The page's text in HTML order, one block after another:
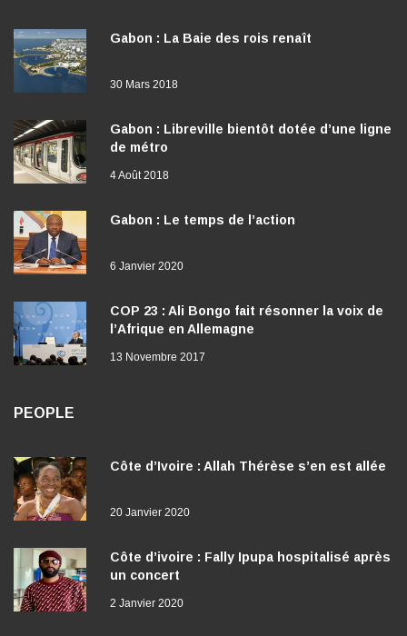
Gabon : La Baie des rois renaît
30 Mars 2018
Gabon : Libreville bientôt dotée d’une ligne
de métro
4 Août 2018
Gabon : Le temps de l’action
6 Janvier 2020
COP 23 : Ali Bongo fait résonner la voix de
l’Afrique en Allemagne
13 Novembre 2017
PEOPLE
Côte d’Ivoire : Allah Thérèse s’en est allée
20 Janvier 2020
Côte d’ivoire : Fally Ipupa hospitalisé après
un concert
2 Janvier 2020